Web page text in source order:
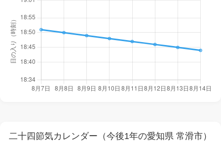
二十四節気カレンダー（今後1年の愛知県 常滑市）